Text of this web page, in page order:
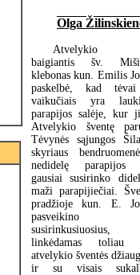
Olga
Atvelykio
baigiantis šv.
klebonas kun. Emilis
paskelbė, kad
vaikučiais yra
parapijos salėje, kur
Atvelykio šventę
Tėvynės sąjungos
skyriaus
nedidelę parapijos
gausiai susirinko
maži parapijiečiai.
pradžioje kun. E.
pasveikino
susirinkusiuosius,
linkėdamas toliau
atvelykio šventės
ir su visais